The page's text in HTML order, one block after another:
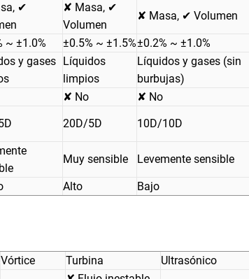
✔
✘ Masa, ✔
Volumen
✘ Masa, ✔ Volumen
~ ±1.0% ±0.5% ~ ±1.5%±0.2% ~ ±1.0%
y gases Líquidos
limpios
Líquidos y gases (sin
burbujas)
✘ No
✘ No
20D/5D 10D/10D
Muy sensible Levemente sensible
Alto Bajo
Vórtice Turbina
Ultrasónico